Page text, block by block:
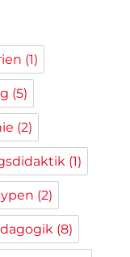
(1)
(5)
(2)
(1)
(2)
(8)